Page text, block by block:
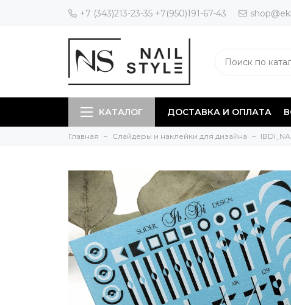
+7 (343)213-23-35 +7(950)191-67-43
КАТАЛОГ ДОСТАВКА И ОПЛАТА
Главная Слайдеры и наклейки для дизайна